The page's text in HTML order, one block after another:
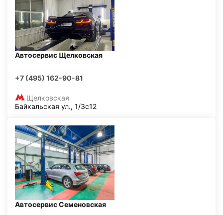
Автосервис Щелковская
+7 (495) 162-90-81
Щелковская
Байкальская ул., 1/3с12
Автосервис Семеновская